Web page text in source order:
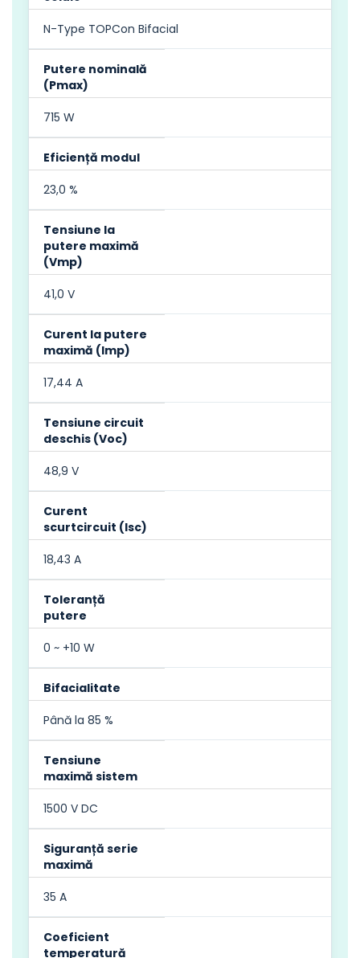
N-Type TOPCon Bifacial
Putere nominală
(Pmax)
715 W
Eficiență modul
23,0 %
Tensiune la
putere maximă
(Vmp)
41,0 V
Curent la putere
maximă (Imp)
17,44 A
Tensiune circuit
deschis (Voc)
48,9 V
Curent
scurtcircuit (Isc)
18,43 A
Toleranță
putere
0 ~ +10 W
Bifacialitate
Până la 85 %
Tensiune
maximă sistem
1500 V DC
Siguranță serie
maximă
35 A
Coeficient
temperatură